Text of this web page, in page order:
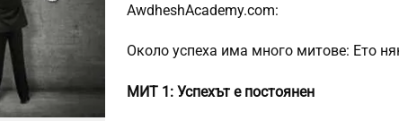
AwdheshAcademy.com:
Около успеха има много митове: Ето
МИТ 1: Успехът е постоянен